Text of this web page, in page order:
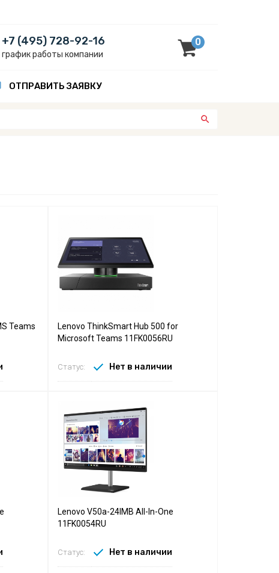
+7 (495) 728-92-16
график работы компании
0
ОТПРАВИТЬ ЗАЯВКУ
Teams
Lenovo ThinkSmart Hub 500 for
Microsoft Teams 11FK0056RU
Статус: Нет в наличии
Lenovo V50a-24IMB All-In-One
11FK0054RU
Статус: Нет в наличии